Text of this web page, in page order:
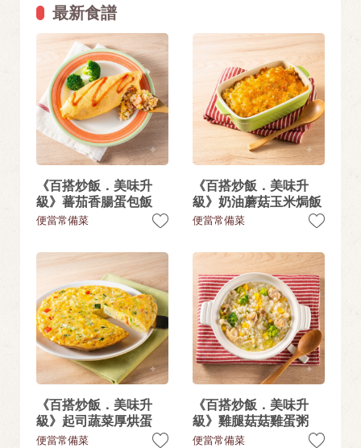
最新食譜
《百搭炒飯．美味升
級》蕃茄香腸蛋包飯
便當常備菜
《百搭炒飯．美味升
級》奶油蘑菇玉米焗飯
便當常備菜
《百搭炒飯．美味升
級》起司蔬菜厚烘蛋
便當常備菜
《百搭炒飯．美味升
級》雞腿菇菇雞蛋粥
便當常備菜